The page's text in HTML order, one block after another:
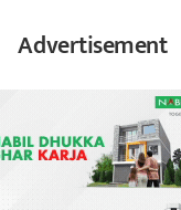
Advertisement